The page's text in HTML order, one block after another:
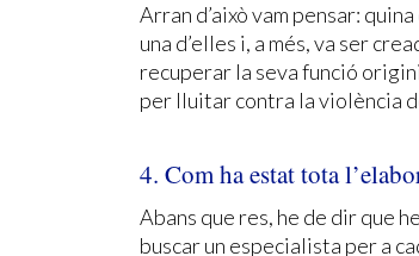
Arran d’això vam pensar:
una d’elles i, a més, va ser
recuperar la seva funció
per lluitar contra la violència
4. Com ha estat tota
Abans que res, he de dir que
buscar un especialista per a